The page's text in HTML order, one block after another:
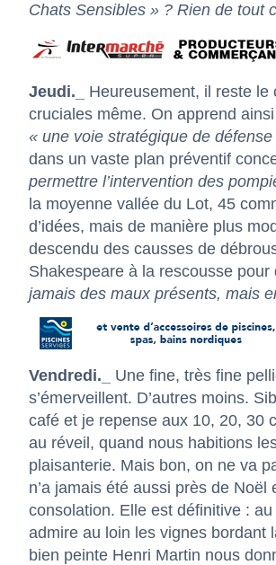
Chats Sensibles » ? Rien de tout
Jeudi._ Heureusement, il reste
cruciales même. On apprend
« une voie stratégique de
dans un vaste plan préventif
permettre l’intervention des
la moyenne vallée du Lot, 45
d’idées, mais de manière plus
descendu des causses de
Shakespeare à la rescousse
jamais des maux présents, mais
Vendredi._ Une fine, très fine
s’émerveillent. D’autres moins.
café et je repense aux 10, 20, 30
au réveil, quand nous habitions
plaisanterie. Mais bon, on ne va
n’a jamais été aussi près de
consolation. Elle est définitive :
admire au loin les vignes bordant
bien peinte Henri Martin nous